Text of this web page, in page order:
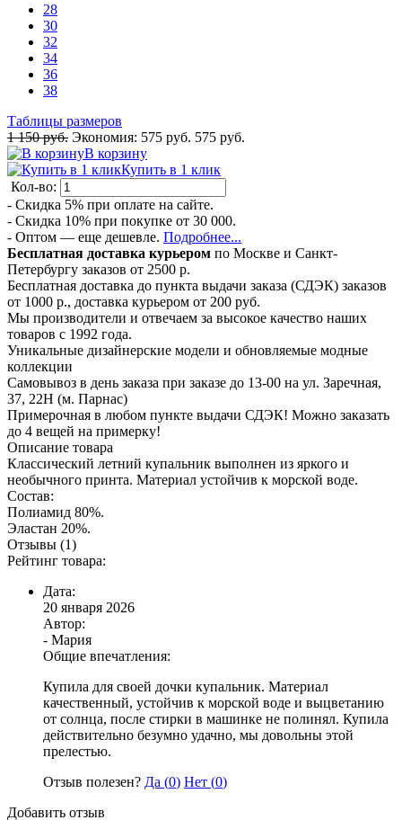
28
30
32
34
36
38
Таблицы размеров
1 150 руб. Экономия: 575 руб. 575 руб.
В корзину
Купить в 1 клик
Кол-во:
- Скидка 5% при оплате на сайте.
- Скидка 10% при покупке от 30 000.
- Оптом — еще дешевле. Подробнее...
Бесплатная доставка курьером по Москве и Санкт-
Петербургу заказов от 2500 р.
Бесплатная доставка до пункта выдачи заказа (СДЭК) заказов
от 1000 р., доставка курьером от 200 руб.
Мы производители и отвечаем за высокое качество наших
товаров с 1992 года.
Уникальные дизайнерские модели и обновляемые модные
коллекции
Самовывоз в день заказа при заказе до 13-00 на ул. Заречная,
37, 22Н (м. Парнас)
Примерочная в любом пункте выдачи СДЭК! Можно заказать
до 4 вещей на примерку!
Описание товара
Классический летний купальник выполнен из яркого и
необычного принта. Материал устойчив к морской воде.
Состав:
Полиамид 80%.
Эластан 20%.
Отзывы (1)
Рейтинг товара:
Дата:
20 января 2026
Автор:
- Мария
Общие впечатления:
Купила для своей дочки купальник. Материал
качественный, устойчив к морской воде и выцветанию
от солнца, после стирки в машинке не полинял. Купила
действительно безумно удачно, мы довольны этой
прелестью.
Отзыв полезен? Да (0) Нет (0)
Добавить отзыв